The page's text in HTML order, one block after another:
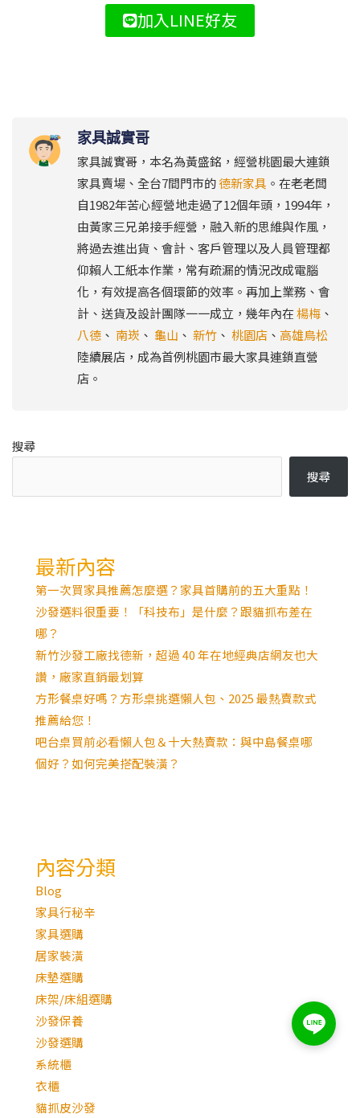
加入LINE好友
家具誠實哥
家具誠實哥，本名為黃盛銘，經營桃園最大連鎖
家具賣場、全台7間門市的德新家具 。在老老闆
自1982年苦心經營地走過了12個年頭，1994年，
由黃家三兄弟接手經營，融入新的思維與作風，
將過去進出貨、會計、客戶管理以及人員管理都
仰賴人工紙本作業，常有疏漏的情況改成電腦
化，有效提高各個環節的效率。再加上業務、會
計、送貨及設計團隊一一成立，幾年內在楊梅 、
八德 、 南崁 、 龜山 、 新竹 、 桃園店 、 高雄鳥松
陸續展店，成為首例桃園市最大家具連鎖直營
店。
搜尋
搜尋
最新內容
第一次買家具推薦怎麼選？家具首購前的五大重點！
沙發選料很重要！「科技布」是什麼？跟貓抓布差在
哪？
新竹沙發工廠找德新，超過 40 年在地經典店網友也大
讚，廠家直銷最划算
方形餐桌好嗎？方形桌挑選懶人包、2025 最熱賣款式
推薦給您！
吧台桌買前必看懶人包＆十大熱賣款：與中島餐桌哪
個好？如何完美搭配裝潢？
內容分類
Blog
家具行秘辛
家具選購
居家裝潢
床墊選購
床架/床組選購
沙發保養
沙發選購
系統櫃
衣櫃
貓抓皮沙發